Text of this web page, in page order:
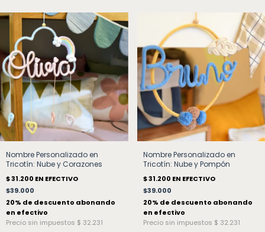
Nombre Personalizado en
Tricotín: Nube y Corazones
$39.000
Nombre Personalizado en
Tricotín: Nube y Pompón
$39.000